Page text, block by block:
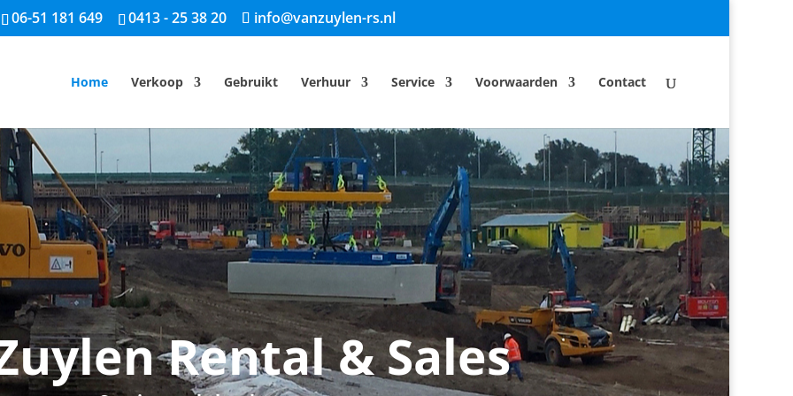
06-51 181 649 0413 - 25 38 20 info@vanzuylen-rs.nl
Home Verkoop Gebruikt Verhuur Service Voorwaarden Contact
Rental & Sales